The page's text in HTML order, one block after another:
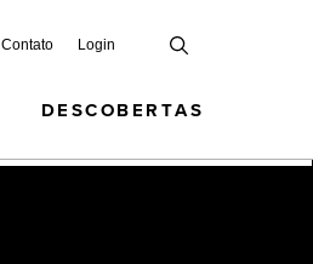
Contato Login
DESCOBERTAS